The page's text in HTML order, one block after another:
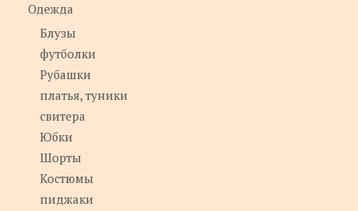
Одежда
Блузы
футболки
Рубашки
платья, туники
свитера
Юбки
Шорты
Костюмы
пиджаки